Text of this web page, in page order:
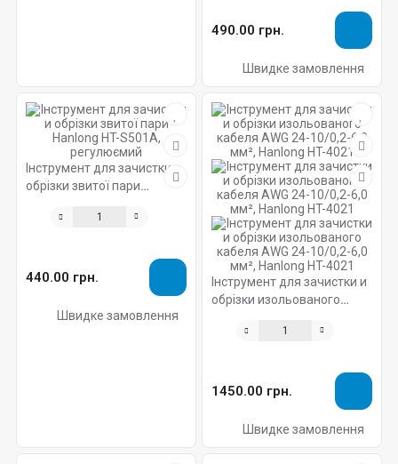
490.00 грн.
Швидке замовлення
Інструмент для зачистки и
обрізки звитої пари
регулюємий
440.00 грн.
Швидке замовлення
Інструмент для зачистки и
обрізки изольованого
мм², Hanlong HT-4021
1450.00 грн.
Швидке замовлення